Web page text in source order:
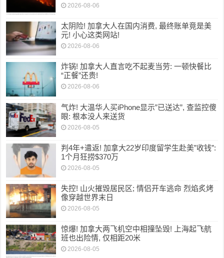
2026-08-06
太阴险! 加拿大人在国内消费, 最终账单竟是美
元! 小心这类网站!
2026-08-06
炸锅! 加拿大人直言吃不起麦当劳: 一顿快餐比
“正餐”还贵!
2026-08-06
气炸! 大温华人买iPhone显示”已送达”, 查监控傻
眼: 根本没人来送货
2026-08-05
判4年+遣返! 加拿大22岁印度留学生赴美”收钱”:
1个月狂捞$370万
2026-08-05
失控! 山火摧毁居民区; 情侣开车逃命 烈焰炙烤
像穿越世界末日
2026-08-05
惊爆! 加拿大两飞机空中相撞坠毁! 上海起飞航
班也出险情, 仅相距20米
2026-08-05